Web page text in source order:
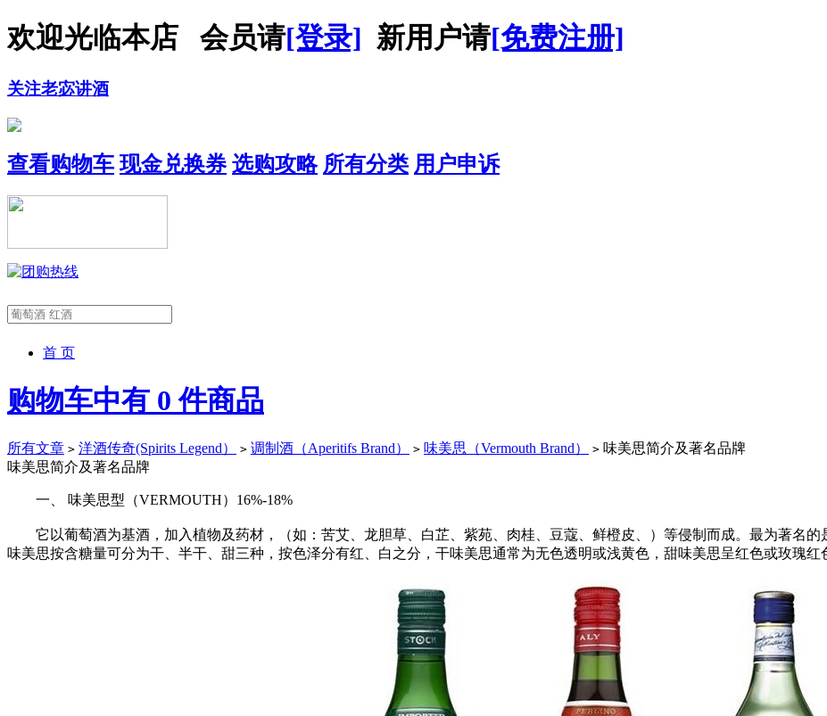
欢迎光临本店 会员请[登录] 新用户请[免费注册]
关注老宓讲酒
查看购物车 现金兑换券 选购攻略 所有分类 用户申诉
首 页
购物车中有 0 件商品
所有文章 > 洋酒传奇(Spirits Legend） > 调制酒（Aperitifs Brand） > 味美思（Vermouth Brand） > 味美思简介及著名品牌
味美思简介及著名品牌
一、 味美思型（VERMOUTH）16%-18%
它以葡萄酒为基酒，加入植物及药材，（如：苦艾、龙胆草、白芷、紫苑、肉桂、豆蔻、鲜橙皮、）等侵制而成。最为著名的
味美思按含糖量可分为干、半干、甜三种，按色泽分有红、白之分，干味美思通常为无色透明或浅黄色，甜味美思呈红色或玫瑰